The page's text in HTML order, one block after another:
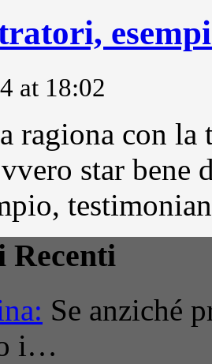
at 18:02
ragiona con
star
Recenti
Se anziché
i…